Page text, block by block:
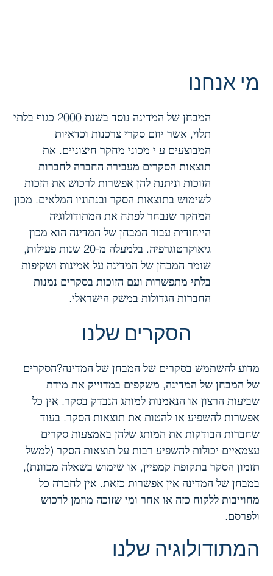
הסקרים שלנו
מדוע להשתמש בסקרים של המבחן של המדינה?הסקרים
של המבחן של המדינה, משקפים במדוייק את מידת
שביעות הרצון או הנאמנות למותג הנבדק בסקר. אין כל
אפשרות להשפיע או להטות את תוצאות הסקר. בעוד
שחברות הבודקות את המותג שלהן באמצעות סקרים
עצמאיים יכולות להשפיע רבות על תוצאות הסקר (למשל
תזמון הסקר בתקופת קמפיין, או שימוש בשאלה מכוונת),
במבחן של המדינה אין אפשרות כזאת. אין לחברה כל
מחוייבות ללקוח כזה או אחר ומי שזוכה מוזמן לרכוש
ולפרסם.
מי אנחנו
המבחן של המדינה נוסד בשנת 2000 כגוף בלתי
תלוי, אשר יוזם סקרי צרכנות וכדאיות
המבוצעים ע"י מכוני מחקר חיצוניים. את
תוצאות הסקרים מעבירה החברה לחברות
הזוכות וניתנת להן אפשרות לרכוש את הזכות
לשימוש בתוצאות הסקר ובנתוניו המלאים. מכון
המחקר שנבחר לפתח את המתודולוגיה
הייחודית עבור המבחן של המדינה הוא מכון
גיאוקרטוגרפיה. בלמעלה מ-20 שנות פעילות,
שומר המבחן של המדינה על אמינות ושקיפות
בלתי מתפשרות ועם הזוכות בסקרים נמנות
החברות הגדולות במשק הישראלי.
המתודולוגיה שלנו